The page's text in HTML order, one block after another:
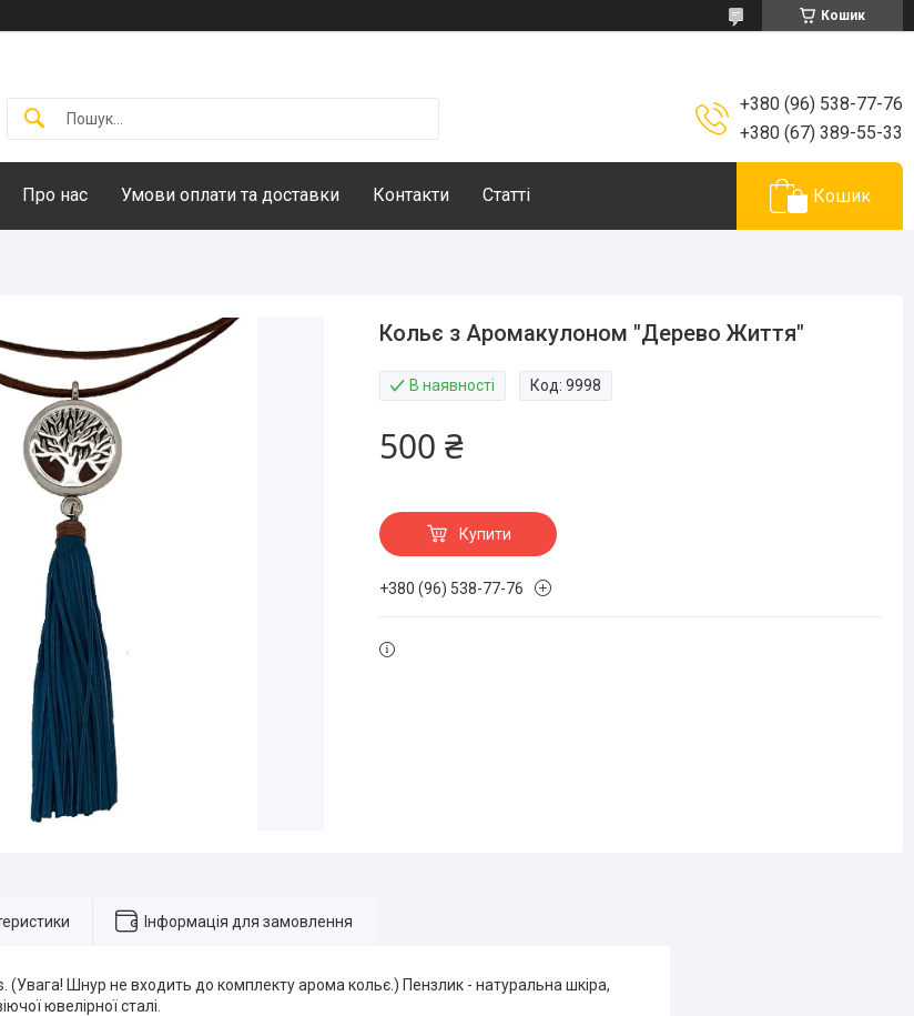
Кошик
+380 (96) 538-77-76
+380 (67) 389-55-33
Про нас Умови оплати та доставки Контакти Статті Кошик
Кольє з Аромакулоном "Дерево Життя"
В наявності Код:9998
500 ₴
Купити
+380 (96) 538-77-76
Інформація для замовлення
(Увага! Шнур не входить до комплекту арома кольє.) Пензлик - натуральна шкіра,
ювелірної сталі.